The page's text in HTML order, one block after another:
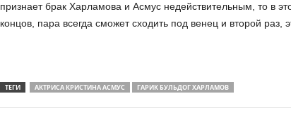
признает брак Харламова и Асмус недействительным, то в
концов, пара всегда сможет сходить под венец и второй раз,
ТЕГИ АКТРИСА КРИСТИНА АСМУС ГАРИК БУЛЬДОГ ХАРЛАМОВ